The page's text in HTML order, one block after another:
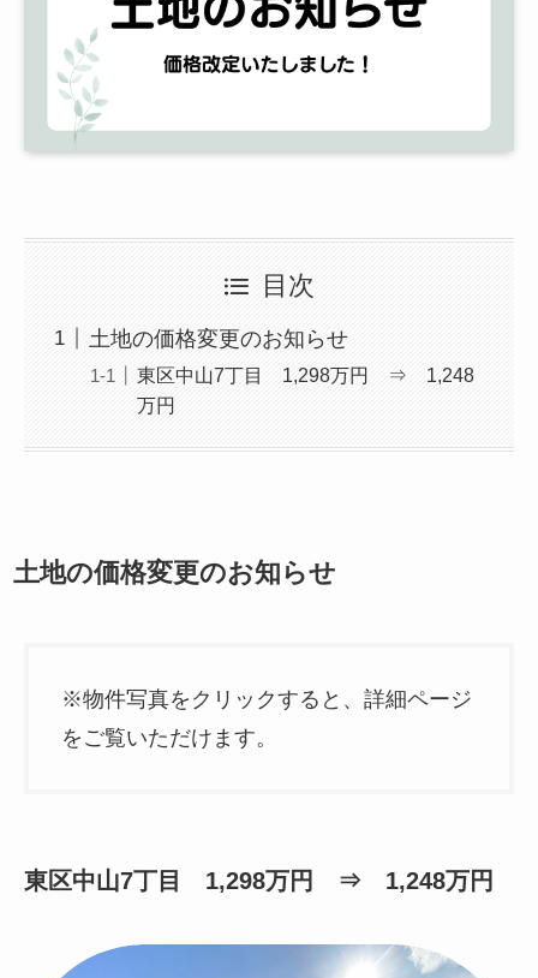
目次
土地の価格変更のお知らせ
東区中山7丁目 1,298万円 ⇒ 1,248
万円
土地の価格変更のお知らせ
※物件写真をクリックすると、詳細ページ
をご覧いただけます。
東区中山7丁目 1,298万円 ⇒ 1,248万円